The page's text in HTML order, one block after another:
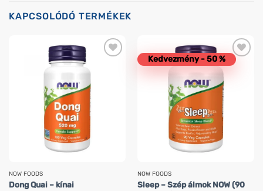
KAPCSOLÓDÓ TERMÉKEK
NOW FOODS
Dong Quai – kínai
Kedvezmény - 50 %
NOW FOODS
Sleep – Szép álmok NOW (90